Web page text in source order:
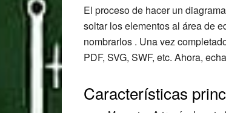
El proceso de hacer un
soltar los elementos al área de
nombrarlos . Una vez
PDF, SVG, SWF, etc. Ahora,
Características